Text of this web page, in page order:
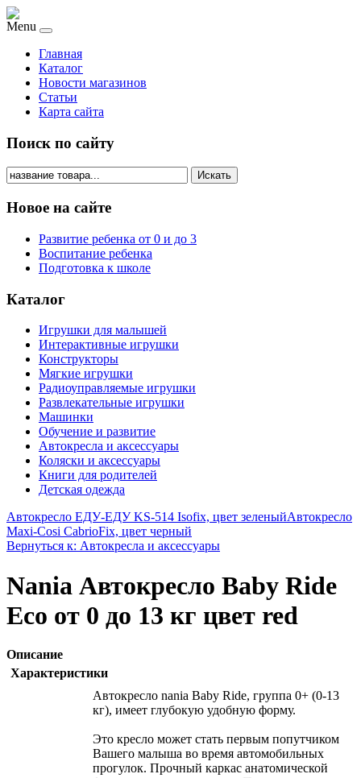
Menu
Главная
Каталог
Новости магазинов
Статьи
Карта сайта
Поиск по сайту
Искать
Новое на сайте
Развитие ребенка от 0 и до 3
Воспитание ребенка
Подготовка к школе
Каталог
Игрушки для малышей
Интерактивные игрушки
Конструкторы
Мягкие игрушки
Радиоуправляемые игрушки
Развлекательные игрушки
Машинки
Обучение и развитие
Автокресла и аксессуары
Коляски и аксессуары
Книги для родителей
Детская одежда
Автокресло ЕДУ-ЕДУ KS-514 Isofix, цвет зеленыйАвтокресло
Maxi-Cosi CabrioFix, цвет черный
Вернуться к: Автокресла и аксессуары
Nania Автокресло Baby Ride
Eco от 0 до 13 кг цвет red
Описание
Характеристики
Автокресло nania Baby Ride, группа 0+ (0-13
кг), имеет глубокую удобную форму.
Это кресло может стать первым попутчиком
Вашего малыша во время автомобильных
прогулок. Прочный каркас анатомической